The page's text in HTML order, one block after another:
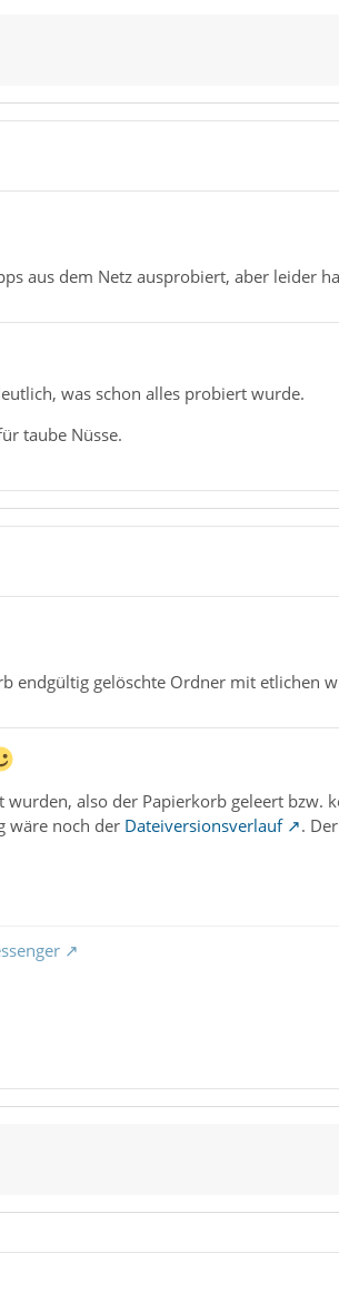
aus dem Netz ausprobiert, aber leider
was schon alles probiert wurde.
taube Nüsse.
endgültig gelöschte Ordner mit etlichen
also der Papierkorb geleert bzw.
wäre noch der Dateiversionsverlauf
.